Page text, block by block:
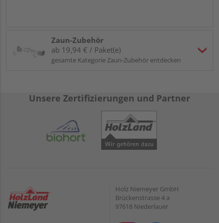
Zaun-Zubehör
ab 19,94 € / Paket(e)
gesamte Kategorie Zaun-Zubehör entdecken
Unsere Zertifizierungen und Partner
Holz Niemeyer GmbH
Brückenstrasse 4 a
97618 Niederlauer